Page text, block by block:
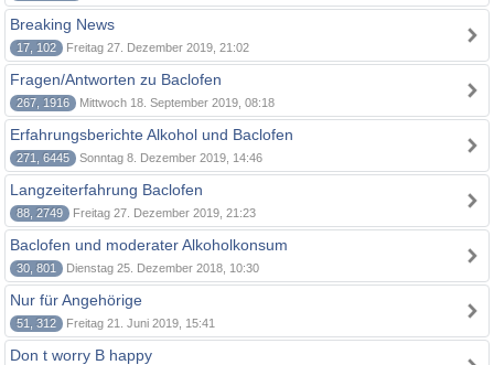
Breaking News
17, 102 Freitag 27. Dezember 2019, 21:02
Fragen/Antworten zu Baclofen
267, 1916 Mittwoch 18. September 2019, 08:18
Erfahrungsberichte Alkohol und Baclofen
271, 6445 Sonntag 8. Dezember 2019, 14:46
Langzeiterfahrung Baclofen
88, 2749 Freitag 27. Dezember 2019, 21:23
Baclofen und moderater Alkoholkonsum
30, 801 Dienstag 25. Dezember 2018, 10:30
Nur für Angehörige
51, 312 Freitag 21. Juni 2019, 15:41
Don t worry B happy